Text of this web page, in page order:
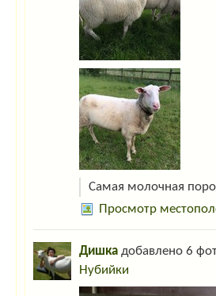
Гость_1142:А где вы находитесь (область,
Гость_3267 :Я тут!
Гость_9042 приветик! а где Юля???
Гость_8041: 8041 это я актинелли
Самая молочная
Просмотр
Дишка добавлено 6
Нубийки